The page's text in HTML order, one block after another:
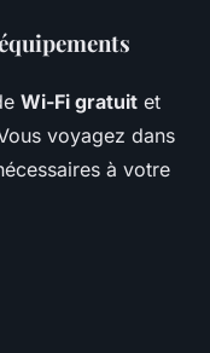
Wi-Fi gratuit et
voyagez dans
à votre